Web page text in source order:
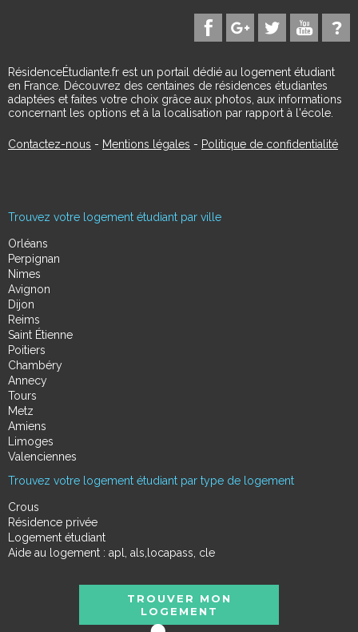
RésidenceÉtudiante.fr est un portail dédié au logement étudiant
en France. Découvrez des centaines de résidences étudiantes
adaptées et faites votre choix grâce aux photos, aux informations
concernant les options et à la localisation par rapport à l'école.
Contactez-nous - Mentions légales - Politique de confidentialité
Trouvez votre logement étudiant par ville
Orléans
Perpignan
Nimes
Avignon
Dijon
Reims
Saint Étienne
Poitiers
Chambéry
Annecy
Tours
Metz
Amiens
Limoges
Valenciennes
Trouvez votre logement étudiant par type de logement
Crous
Résidence privée
Logement étudiant
Aide au logement : apl, als,locapass, cle
TROUVER MON
LOGEMENT